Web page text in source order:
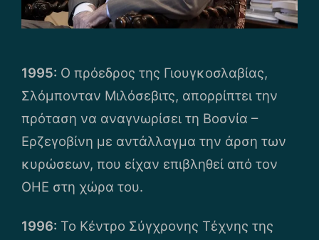
1995: Ο πρόεδρος της Γιουγκοσλαβίας,
Σλόμπονταν Μιλόσεβιτς, απορρίπτει την
πρόταση να αναγνωρίσει τη Βοσνία –
Ερζεγοβίνη με αντάλλαγμα την άρση των
κυρώσεων, που είχαν επιβληθεί από τον
ΟΗΕ στη χώρα του.
1996: Το Κέντρο Σύγχρονης Τέχνης της